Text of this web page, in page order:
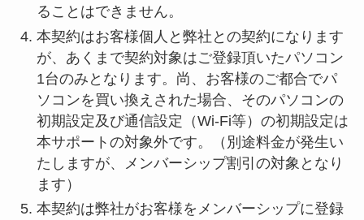
ることはできません。
本契約はお客様個人と弊社との契約になります
が、あくまで契約対象はご登録頂いたパソコン
1台のみとなります。尚、お客様のご都合でパ
ソコンを買い換えされた場合、そのパソコンの
初期設定及び通信設定（Wi-Fi等）の初期設定は
本サポートの対象外です。（別途料金が発生い
たしますが、メンバーシップ割引の対象となり
ます）
本契約は弊社がお客様をメンバーシップに登録